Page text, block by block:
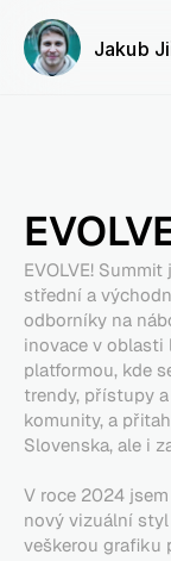
Jakub
EVOLVE!
střední a
odborníky na
inovace v oblasti
platformou, kde
trendy, přístupy
komunity, a
Slovenska, ale i
V roce 2024
nový vizuální
veškerou grafiku